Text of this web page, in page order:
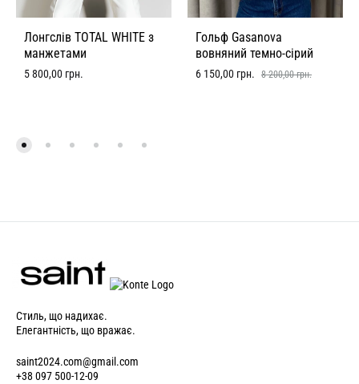
Лонгслів TOTAL WHITE з
манжетами
5 800,00 грн.
Гольф Gasanova
вовняний темно-сірий
6 150,00 грн. 8 200,00грн.
Стиль, що надихає.
Елегантність, що вражає.
saint2024.com@gmail.com
+38 097 500-12-09